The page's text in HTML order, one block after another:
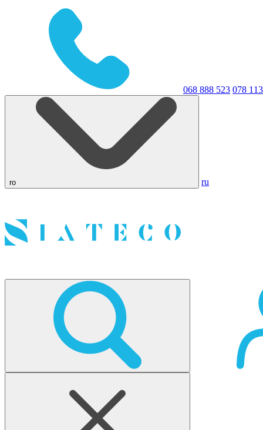
068 888 523 078
ro ru